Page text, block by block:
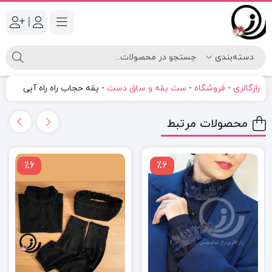
|
رازگالری - فروشگاه - ست یقه و ساق دست - یقه حجاب راه راه آبی
محصولات مرتبط
٪6 ٪6